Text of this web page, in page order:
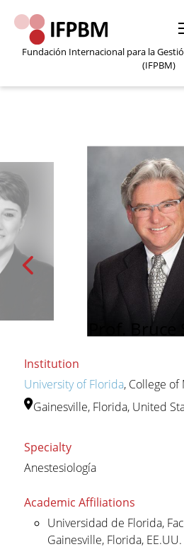
Fundación Internacional para la
(IFPBM)
Prof. Bruce
Institution
University of Florida, College
Gainesville, Florida, United
Specialty
Anestesiología
Academic Affiliations
Universidad de Florida,
Gainesville, Florida, EE.UU.